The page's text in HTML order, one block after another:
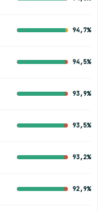
94,7%
94,5%
93,9%
93,5%
93,2%
92,9%